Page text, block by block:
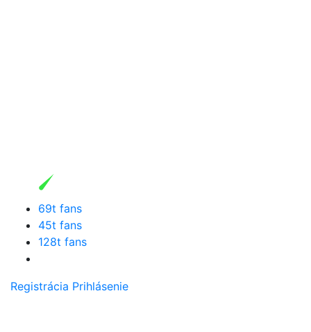
69t fans
45t fans
128t fans
Registrácia Prihlásenie